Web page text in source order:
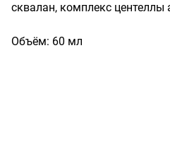
сквалан, комплекс центеллы
Объём: 60 мл